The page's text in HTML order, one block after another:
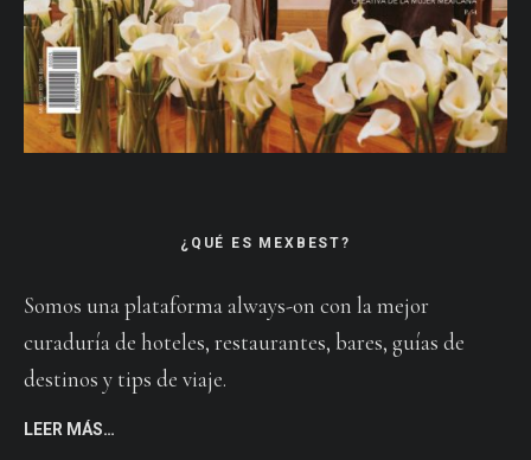
¿QUÉ ES MEXBEST?
Somos una plataforma always-on con la mejor
curaduría de hoteles, restaurantes, bares, guías de
destinos y tips de viaje.
LEER MÁS…